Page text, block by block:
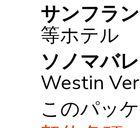
サンフラ
等ホテル
ソノマバ
Westin
このパッ